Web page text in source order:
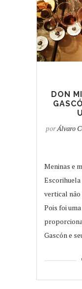
DON
porÁlvaro
Meninas e
Escorihuela
vertical não
Pois foi
Gascón e